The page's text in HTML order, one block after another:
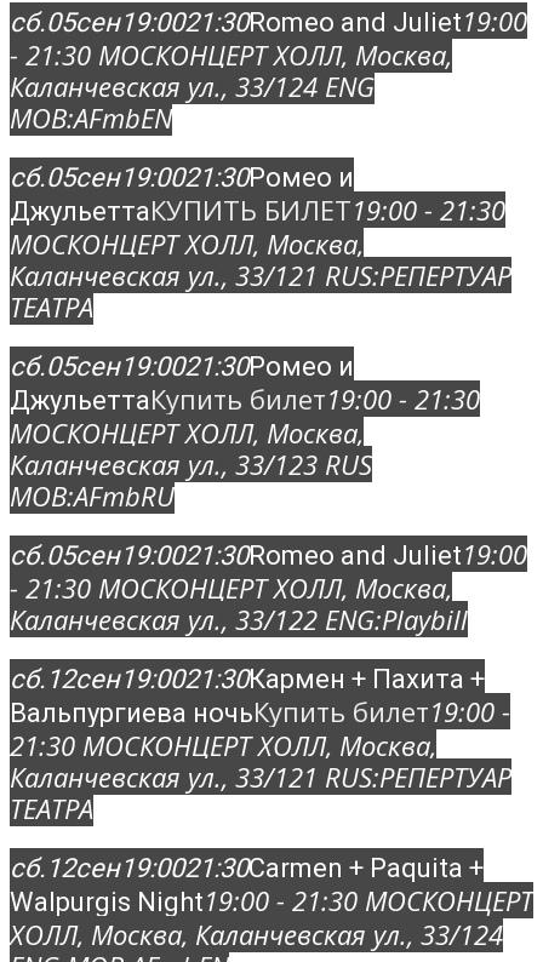
сб.05сен19:0021:30Romeo and Juliet19:00
- 21:30 МОСКОНЦЕРТ ХОЛЛ, Москва,
Каланчевская ул., 33/124 ENG
MOB:AFmbEN
сб.05сен19:0021:30Ромео и
ДжульеттаКУПИТЬ БИЛЕТ19:00 - 21:30
МОСКОНЦЕРТ ХОЛЛ, Москва,
Каланчевская ул., 33/121 RUS:РЕПЕРТУАР
ТЕАТРА
сб.05сен19:0021:30Ромео и
ДжульеттаКупить билет19:00 - 21:30
МОСКОНЦЕРТ ХОЛЛ, Москва,
Каланчевская ул., 33/123 RUS
MOB:AFmbRU
сб.05сен19:0021:30Romeo and Juliet19:00
- 21:30 МОСКОНЦЕРТ ХОЛЛ, Москва,
Каланчевская ул., 33/122 ENG:Playbill
сб. 12сен19:0021:30Кармен + Пахита +
Вальпургиева ночьКупить билет19:00 -
21:30 МОСКОНЦЕРТ ХОЛЛ, Москва,
Каланчевская ул., 33/121 RUS:РЕПЕРТУАР
ТЕАТРА
сб. 12сен19:0021:30Carmen + Paquita +
Walpurgis Night19:00 - 21:30 МОСКОНЦЕРТ
ХОЛЛ, Москва, Каланчевская ул., 33/124